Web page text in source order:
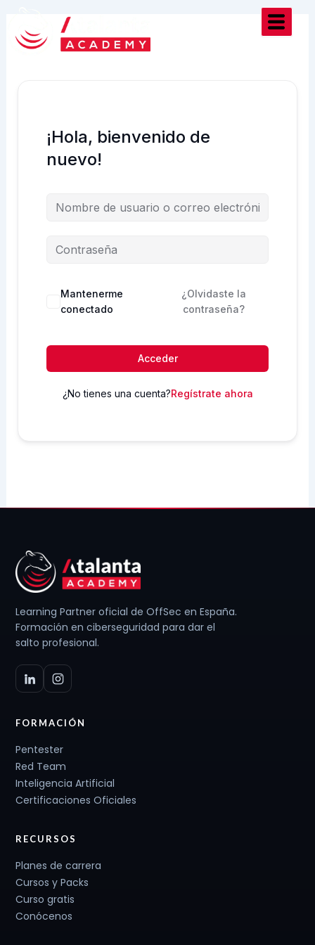
contenido
¡Hola, bienvenido de
nuevo!
Mantenerme
conectado
¿Olvidaste la
contraseña?
Acceder
¿No tienes una cuenta?Regístrate ahora
Learning Partner oficial de OffSec en España.
Formación en ciberseguridad para dar el
salto profesional.
FORMACIÓN
Pentester
Red Team
Inteligencia Artificial
Certificaciones Oficiales
RECURSOS
Planes de carrera
Cursos y Packs
Curso gratis
Conócenos